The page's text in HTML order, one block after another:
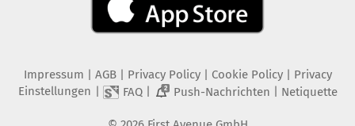
Impressum AGB Privacy Policy| Cookie Policy| Privacy
Einstellungen
FAQ| 2 Push-Nachrichten Netiquette